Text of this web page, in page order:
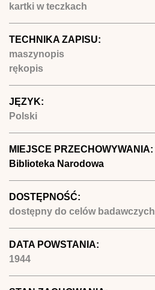
kartki w teczkach
TECHNIKA ZAPISU:
maszynopis
rękopis
JĘZYK:
Polski
MIEJSCE PRZECHOWYWANIA:
Biblioteka Narodowa
DOSTĘPNOŚĆ:
dostępny do celów badawczych
DATA POWSTANIA:
1944